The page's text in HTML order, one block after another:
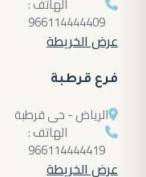
966114444409
عرض الخريطة
فرع قرطبة
الرياض - حى قرطبة
الهاتف :
966114444419
عرض الخريطة